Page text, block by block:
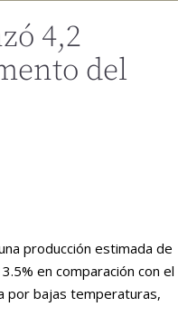
4,2
del
producción estimada de
en comparación con el
por bajas temperaturas,